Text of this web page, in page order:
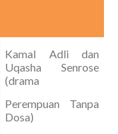
Kamal Adli dan
Uqasha Senrose
(drama
Perempuan Tanpa
Dosa)